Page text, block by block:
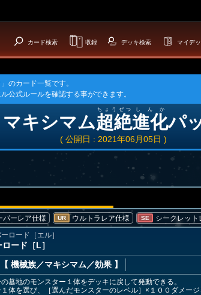
カード検索 収録 デッキ検索 マイデ
のカード一覧です。
公式ルールを確認する事ができます。
マキシマム超絶
ちょうぜつ
進化
しんか
パ
( 公開日 : 2021年06月05日 )
パーレア仕様 UR ウルトラレア仕様 SE シークレット
ロード［エル］
ード［L］
【 機械族／マキシマム／効果 】
墓地のモンスター１体をデッキに戻して発動できる。
１体を選び、［選んだモンスターのレベル］×１００ダメー